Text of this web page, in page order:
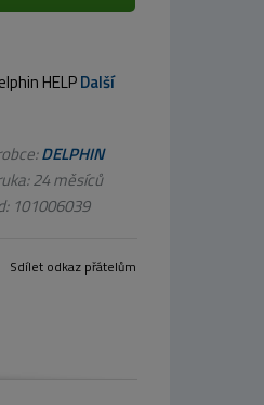
HELPDalší
DELPHIN
24 měsíců
101006039
Sdílet odkaz přátelům